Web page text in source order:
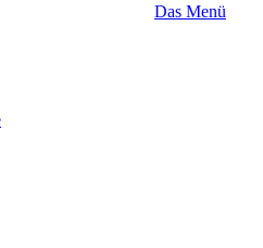
Das Menü